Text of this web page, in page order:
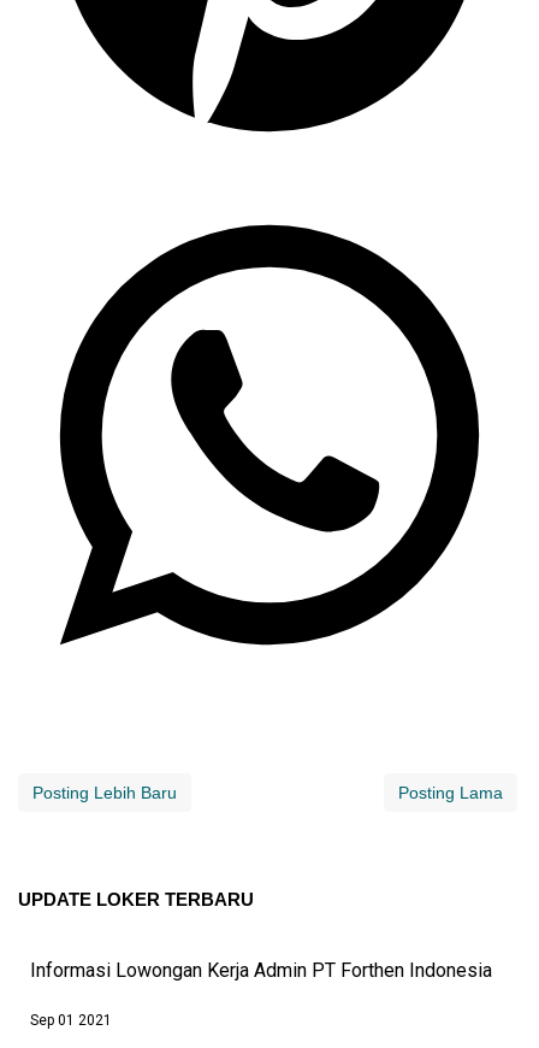
Posting Lebih Baru Posting Lama
UPDATE LOKER TERBARU
Informasi Lowongan Kerja Admin PT Forthen Indonesia
Sep 01 2021